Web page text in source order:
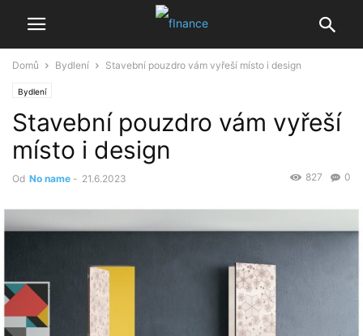
Domů Bydlení Stavební pouzdro vám vyřeší místo i design
Bydlení
Stavební pouzdro vám vyřeší
místo i design
Od No name - 21.6.2023 0
827